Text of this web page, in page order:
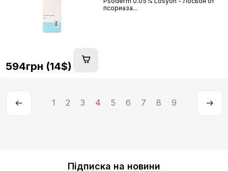
псориаза...
594грн (14$)
1 2 3 4 5 6 7 8 9
Підписка на новини